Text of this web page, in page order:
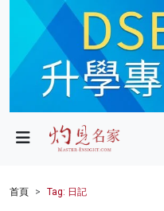
政局
財經
首頁 Tag: 日記